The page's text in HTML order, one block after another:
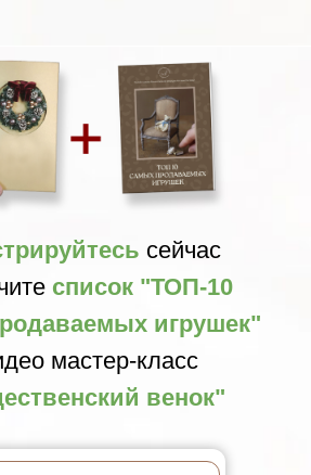
сейчас
список "ТОП-10
игрушек"
мастер-класс
венок"